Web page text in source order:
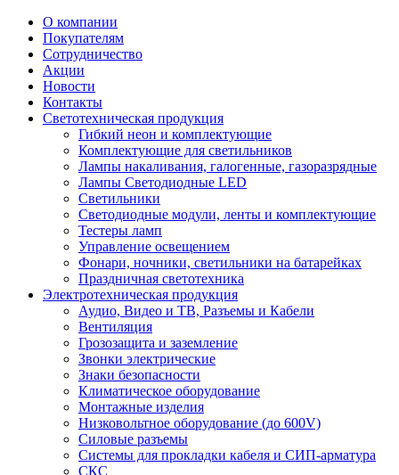
О компании
Покупателям
Сотрудничество
Акции
Новости
Контакты
Светотехническая продукция
Гибкий неон и комплектующие
Комплектующие для светильников
Лампы накаливания, галогенные, газоразрядные
Лампы Светодиодные LED
Светильники
Светодиодные модули, ленты и комплектующие
Тестеры ламп
Управление освещением
Фонари, ночники, светильники на батарейках
Праздничная светотехника
Электротехническая продукция
Аудио, Видео и ТВ, Разъемы и Кабели
Вентиляция
Грозозащита и заземление
Звонки электрические
Знаки безопасности
Климатическое оборудование
Монтажные изделия
Низковольтное оборудование (до 600V)
Силовые разъемы
Системы для прокладки кабеля и СИП-арматура
СКС